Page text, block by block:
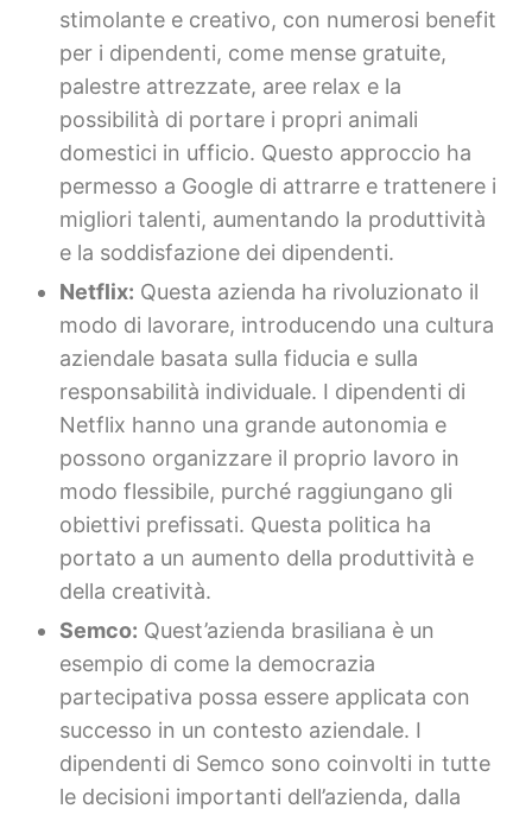
stimolante e creativo, con numerosi benefit
per i dipendenti, come mense gratuite,
palestre attrezzate, aree relax e la
possibilità di portare i propri animali
domestici in ufficio. Questo approccio ha
permesso a Google di attrarre e trattenere i
migliori talenti, aumentando la produttività
e la soddisfazione dei dipendenti.
Netflix: Questa azienda ha rivoluzionato il
modo di lavorare, introducendo una cultura
aziendale basata sulla fiducia e sulla
responsabilità individuale. I dipendenti di
Netflix hanno una grande autonomia e
possono organizzare il proprio lavoro in
modo flessibile, purché raggiungano gli
obiettivi prefissati. Questa politica ha
portato a un aumento della produttività e
della creatività.
Semco: Quest’azienda brasiliana è un
esempio di come la democrazia
partecipativa possa essere applicata con
successo in un contesto aziendale. I
dipendenti di Semco sono coinvolti in tutte
le decisioni importanti dell’azienda, dalla